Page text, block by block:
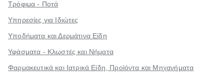
Τρόφιμα - Ποτά
Υπηρεσίες για Ιδιώτες
Υποδήματα και Δερμάτινα Είδη
Υφάσματα - Κλωστές και Νήματα
Φαρμακευτικά και Ιατρικά Είδη, Προϊόντα και Μηχανήματα